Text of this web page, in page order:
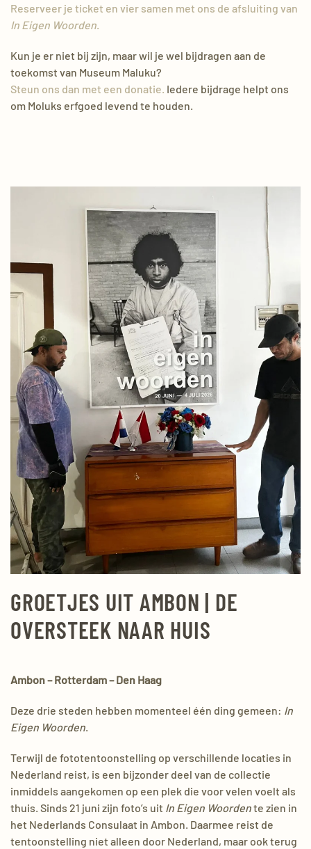
Reserveer je ticket en vier samen met ons de afsluiting van
In Eigen Woorden.
Kun je er niet bij zijn, maar wil je wel bijdragen aan de
toekomst van Museum Maluku?
Steun ons dan met een donatie. Iedere bijdrage helpt ons
om Moluks erfgoed levend te houden.
GROETJES UIT AMBON | DE
OVERSTEEK NAAR HUIS
Ambon – Rotterdam – Den Haag
Deze drie steden hebben momenteel één ding gemeen: In
Eigen Woorden.
Terwijl de fototentoonstelling op verschillende locaties in
Nederland reist, is een bijzonder deel van de collectie
inmiddels aangekomen op een plek die voor velen voelt als
thuis. Sinds 21 juni zijn foto’s uit In Eigen Woordente zien in
het Nederlands Consulaat in Ambon. Daarmee reist de
tentoonstelling niet alleen door Nederland, maar ook terug